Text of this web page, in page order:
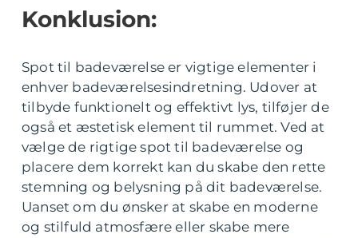
Konklusion:
Spot til badeværelse er vigtige elementer i
enhver badeværelsesindretning. Udover at
tilbyde funktionelt og effektivt lys, tilføjer de
også et æstetisk element til rummet. Ved at
vælge de rigtige spot til badeværelse og
placere dem korrekt kan du skabe den rette
stemning og belysning på dit badeværelse.
Uanset om du ønsker at skabe en moderne
og stilfuld atmosfære eller skabe mere